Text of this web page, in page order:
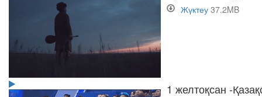
Жүктеу 37.2MB
1 желтоқсан -